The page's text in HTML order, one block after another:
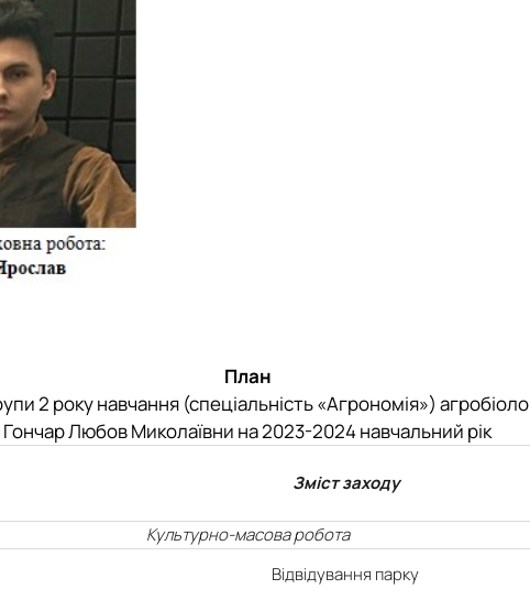
План
2 року навчання (спеціальність «Агрономія»)
Гончар Любов Миколаївни на 2023-2024 навчальний рік
Зміст заходу
Культурно-масова робота
Відвідування парку